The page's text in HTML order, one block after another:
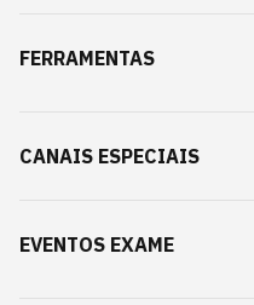
FERRAMENTAS
CANAIS ESPECIAIS
EVENTOS EXAME